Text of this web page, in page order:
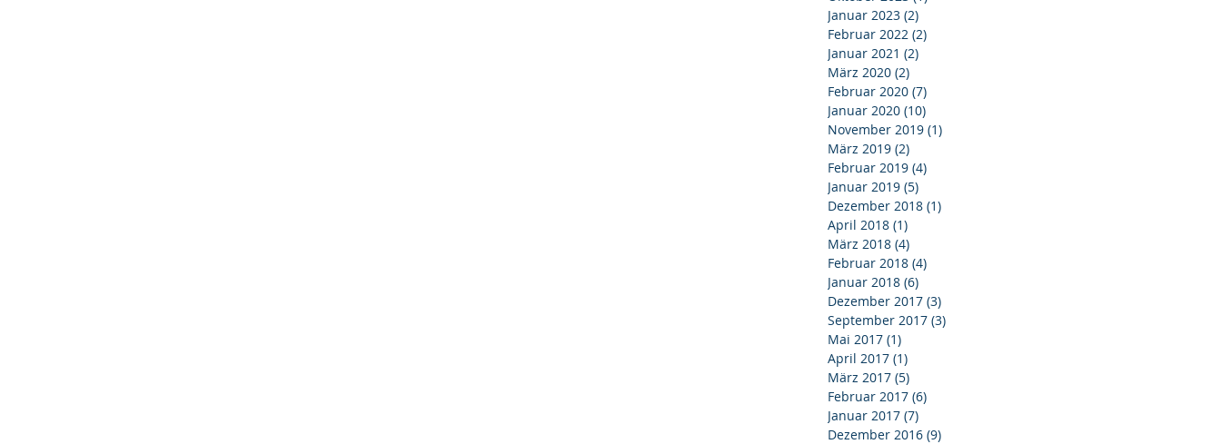
Januar 2023 (2)
Februar 2022 (2)
Januar 2021 (2)
März 2020 (2)
Februar 2020 (7)
Januar 2020 (10)
November 2019 (1)
März 2019 (2)
Februar 2019 (4)
Januar 2019 (5)
Dezember 2018 (1)
April 2018 (1)
März 2018 (4)
Februar 2018 (4)
Januar 2018 (6)
Dezember 2017 (3)
September 2017 (3)
Mai 2017 (1)
April 2017 (1)
März 2017 (5)
Februar 2017 (6)
Januar 2017 (7)
Dezember 2016 (9)